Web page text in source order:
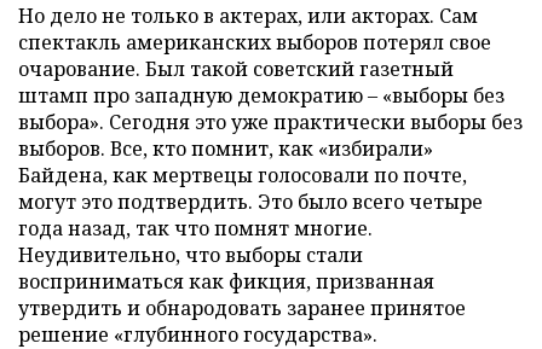
Но дело не только в актерах, или акторах. Сам
спектакль американских выборов потерял свое
очарование. Был такой советский газетный
штамп про западную демократию – «выборы без
выбора». Сегодня это уже практически выборы без
выборов. Все, кто помнит, как «избирали»
Байдена, как мертвецы голосовали по почте,
могут это подтвердить. Это было всего четыре
года назад, так что помнят многие.
Неудивительно, что выборы стали
восприниматься как фикция, призванная
утвердить и обнародовать заранее принятое
решение «глубинного государства».